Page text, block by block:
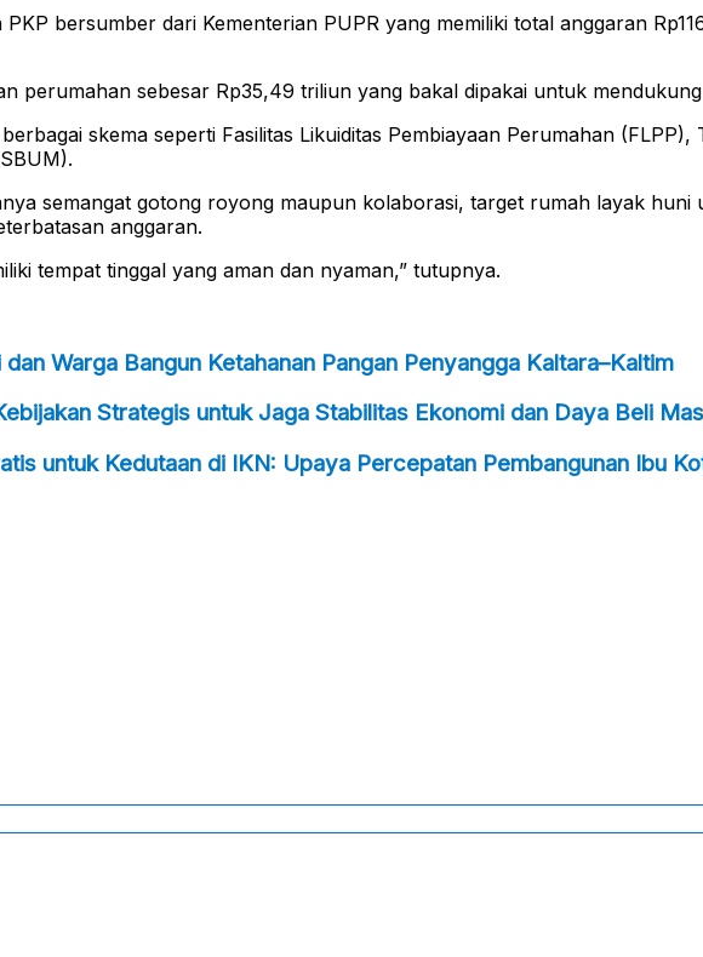
bersumber dari Kementerian PUPR yang memiliki total anggaran
perumahan sebesar Rp35,49 triliun yang bakal dipakai untuk
skema seperti Fasilitas Likuiditas Pembiayaan Perumahan
semangat gotong royong maupun kolaborasi, target rumah layak
anggaran.
tempat tinggal yang aman dan nyaman,” tutupnya.
Warga Bangun Ketahanan Pangan Penyangga Kaltara–Kaltim
Strategis untuk Jaga Stabilitas Ekonomi dan Daya Beli
untuk Kedutaan di IKN: Upaya Percepatan Pembangunan Ibu